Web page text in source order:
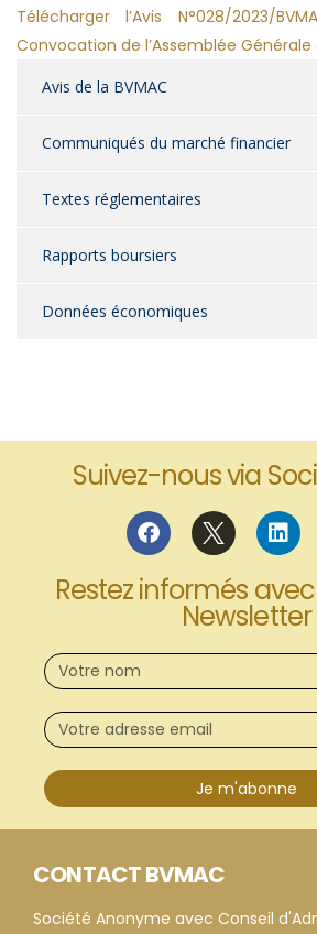
Télécharger l’Avis N°028/2023/
Convocation de l’Assemblée Générale
Avis de la BVMAC
Communiqués du marché financier
Textes réglementaires
Rapports boursiers
Données économiques
Suivez-nous via
Restez informés
Newsletter
Je m'abonne
CONTACT BVMAC
Société Anonyme avec Conseil